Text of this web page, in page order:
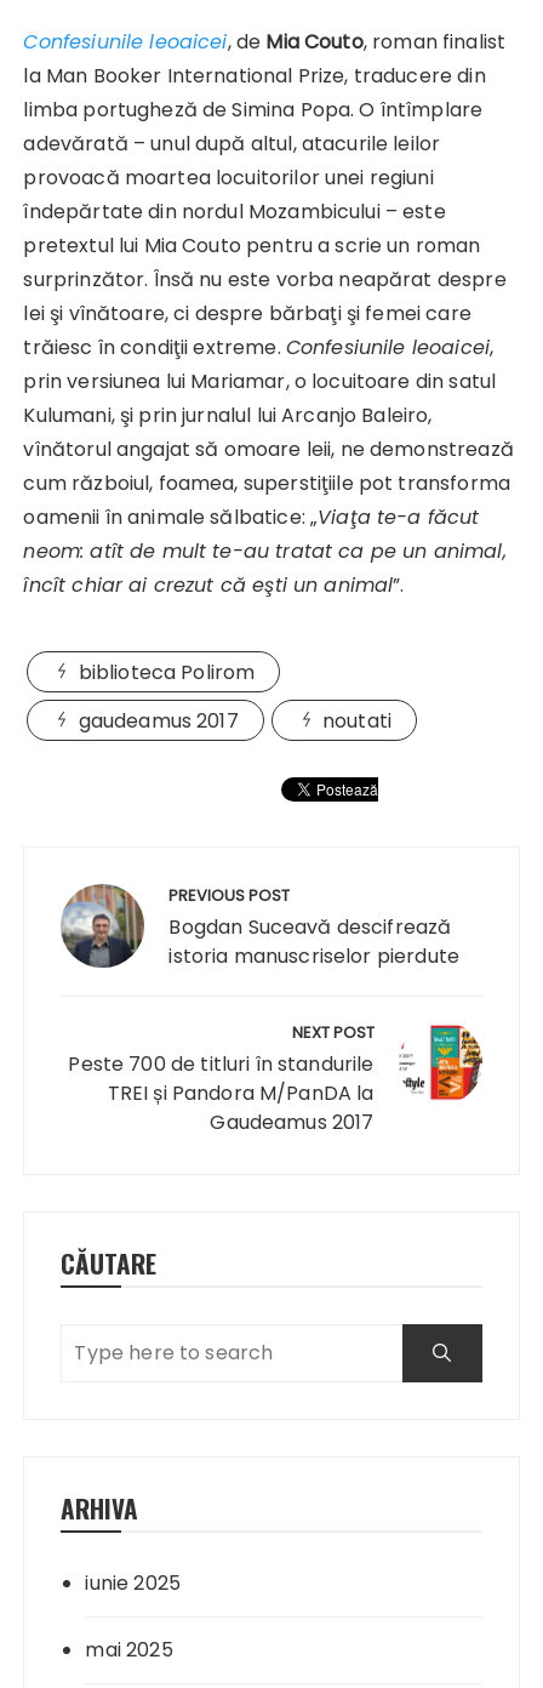
Confesiunile leoaicei, de Mia Couto, roman finalist
la Man Booker International Prize, traducere din
limba portugheză de Simina Popa. O întîmplare
adevărată – unul după altul, atacurile leilor
provoacă moartea locuitorilor unei regiuni
îndepărtate din nordul Mozambicului – este
pretextul lui Mia Couto pentru a scrie un roman
surprinzător. Însă nu este vorba neapărat despre
lei şi vînătoare, ci despre bărbaţi şi femei care
trăiesc în condiţii extreme. Confesiunile leoaicei,
prin versiunea lui Mariamar, o locuitoare din satul
Kulumani, şi prin jurnalul lui Arcanjo Baleiro,
vînătorul angajat să omoare leii, ne demonstrează
cum războiul, foamea, superstiţiile pot transforma
oamenii în animale sălbatice: „Viaţa te-a făcut
neom: atît de mult te-au tratat ca pe un animal,
încît chiar ai crezut că eşti un animal”.
biblioteca Polirom
gaudeamus 2017
noutati
articole
PREVIOUS POST
Bogdan Suceavă descifrează
istoria manuscriselor pierdute
NEXT POST
Peste 700 de titluri în standurile
TREI și Pandora M/PanDA la
Gaudeamus 2017
CĂUTARE
ARHIVA
iunie 2025
mai 2025